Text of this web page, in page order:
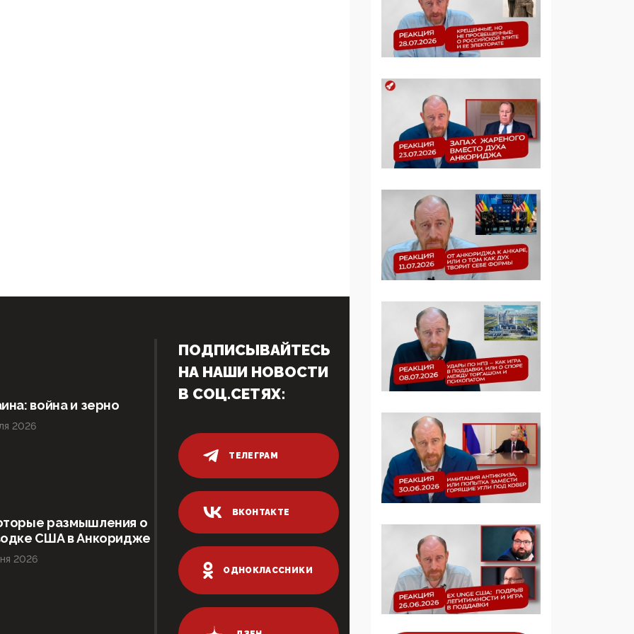
Манифест против
семьи и традиционных
ценностей: «Новые
люди» поднимают
на битву с
мужчинами-«бабуинам
05:08, 15 Мая 2026
Эзотерика,
лженаука под ширмой
защиты традиционных
ценностей: кто и с чем
выступал на форуме
«Россия 809. Традиции
будущего»
09:40, 06 Мая 2026
Симулякр патриотизма
и благолепия:
профилактика негатива
среди молодежи снова
отдана на откуп
03:35, 25 Апреля 2026
120 лет
парламентаризма: как
институт
народовластия
изволите» для
Правительства и АП
06:29, 15 Апреля 2026
Социальный фонд
России – пионер
война и зерно
2026
размышления о
США в Анкоридже
2026
ПОДПИСЫВАЙТЕСЬ
НА НАШИ НОВОСТИ
В СОЦ.СЕТЯХ:
ТЕЛЕГРАМ
ВКОНТАКТЕ
ОДНОКЛАССНИКИ